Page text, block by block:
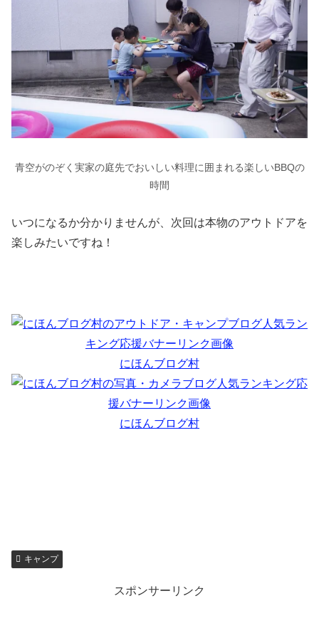
青空がのぞく実家の庭先でおいしい料理に囲まれる楽しいBBQの
時間
いつになるか分かりませんが、次回は本物のアウトドアを
楽しみたいですね！
にほんブログ村
にほんブログ村
キャンプ
スポンサーリンク